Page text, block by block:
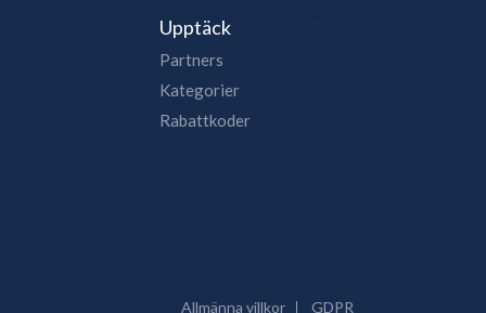
Upptäck
Partners
Kategorier
Rabattkoder
Allmänna villkor GDPR